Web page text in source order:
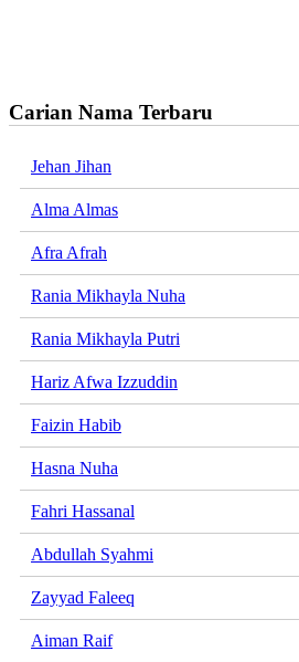
Carian Nama Terbaru
Jehan Jihan
Alma Almas
Afra Afrah
Rania Mikhayla Nuha
Rania Mikhayla Putri
Hariz Afwa Izzuddin
Faizin Habib
Hasna Nuha
Fahri Hassanal
Abdullah Syahmi
Zayyad Faleeq
Aiman Raif